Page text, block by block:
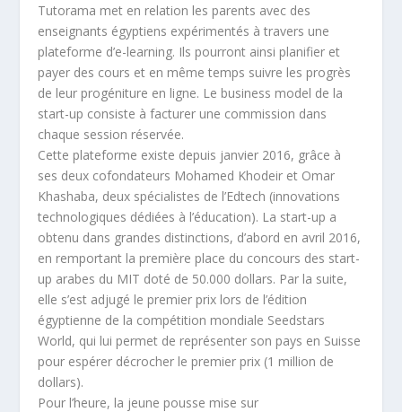
Tutorama met en relation les parents avec des
enseignants égyptiens expérimentés à travers une
plateforme d’e-learning. Ils pourront ainsi planifier et
payer des cours et en même temps suivre les progrès
de leur progéniture en ligne. Le business model de la
start-up consiste à facturer une commission dans
chaque session réservée.
Cette plateforme existe depuis janvier 2016, grâce à
ses deux cofondateurs Mohamed Khodeir et Omar
Khashaba, deux spécialistes de l’Edtech (innovations
technologiques dédiées à l’éducation). La start-up a
obtenu dans grandes distinctions, d’abord en avril 2016,
en remportant la première place du concours des start-
up arabes du MIT doté de 50.000 dollars. Par la suite,
elle s’est adjugé le premier prix lors de l’édition
égyptienne de la compétition mondiale Seedstars
World, qui lui permet de représenter son pays en Suisse
pour espérer décrocher le premier prix (1 million de
dollars).
Pour l’heure, la jeune pousse mise sur